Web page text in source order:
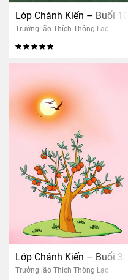
Lớp Chánh Kiến – Buổi
Trưởng lão Thích Thông Lạc
Lớp Chánh Kiến – Buổi 3:
Trưởng lão Thích Thông Lạc